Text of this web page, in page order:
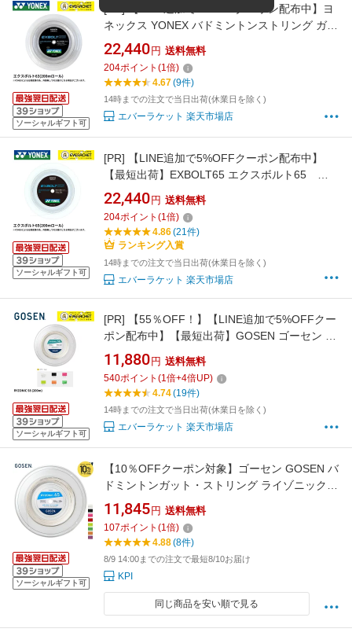
ソーシャルギフト可
[PR]
【LINE追加で5%OFFクーポン配布中】ヨ
ネックス YONEX バドミントンストリング ガッ
ト エクスボルト63（200m） BGXB63-2 バドミ
ントン【最短出荷】 ロール C-9
22,440 円 送料無料
204ポイント (1倍)
4.67(9件)
14時までの注文で当日出荷(休業日を除く)
エバーラケット 楽天市場店
ソーシャルギフト可
[PR]
【LINE追加で5%OFFクーポン配布中】
【最短出荷】EXBOLT65 エクスボルト65
200mロール YONEX ヨネックス ストリング バ
ドミントンガット BGXB65-2 C-9
22,440 円 送料無料
204ポイント (1倍)
4.86(21件)
ランキング入賞
14時までの注文で当日出荷(休業日を除く)
エバーラケット 楽天市場店
ソーシャルギフト可
[PR]
【55％OFF！】【LINE追加で5%OFFクー
ポン配布中】【最短出荷】GOSEN ゴーセン バ
ドミントンストリング ガット 200m ライゾニ
ック58 BSRY582 ロール 高反発 コスパ C-9
11,880 円 送料無料
540ポイント (1倍+4倍UP)
4.74(19件)
14時までの注文で当日出荷(休業日を除く)
エバーラケット 楽天市場店
ソーシャルギフト可
【10％OFFクーポン対象】ゴーセン GOSEN バ
ドミントンガット・ストリング ライゾニック
65 RYZONIC 65 200mロール BSRY652
11,845 円 送料無料
107ポイント (1倍)
4.88(8件)
8/9 14:00までの注文で最短8/10お届け
KPI
同じ商品を安い順で見る